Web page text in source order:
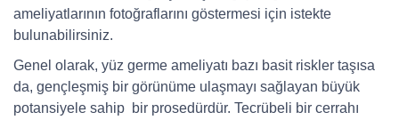
ameliyatlarının fotoğraflarını göstermesi için istekte
bulunabilirsiniz.
Genel olarak, yüz germe ameliyatı bazı basit riskler taşısa
da, gençleşmiş bir görünüme ulaşmayı sağlayan büyük
potansiyele sahip bir prosedürdür. Tecrübeli bir cerrahı